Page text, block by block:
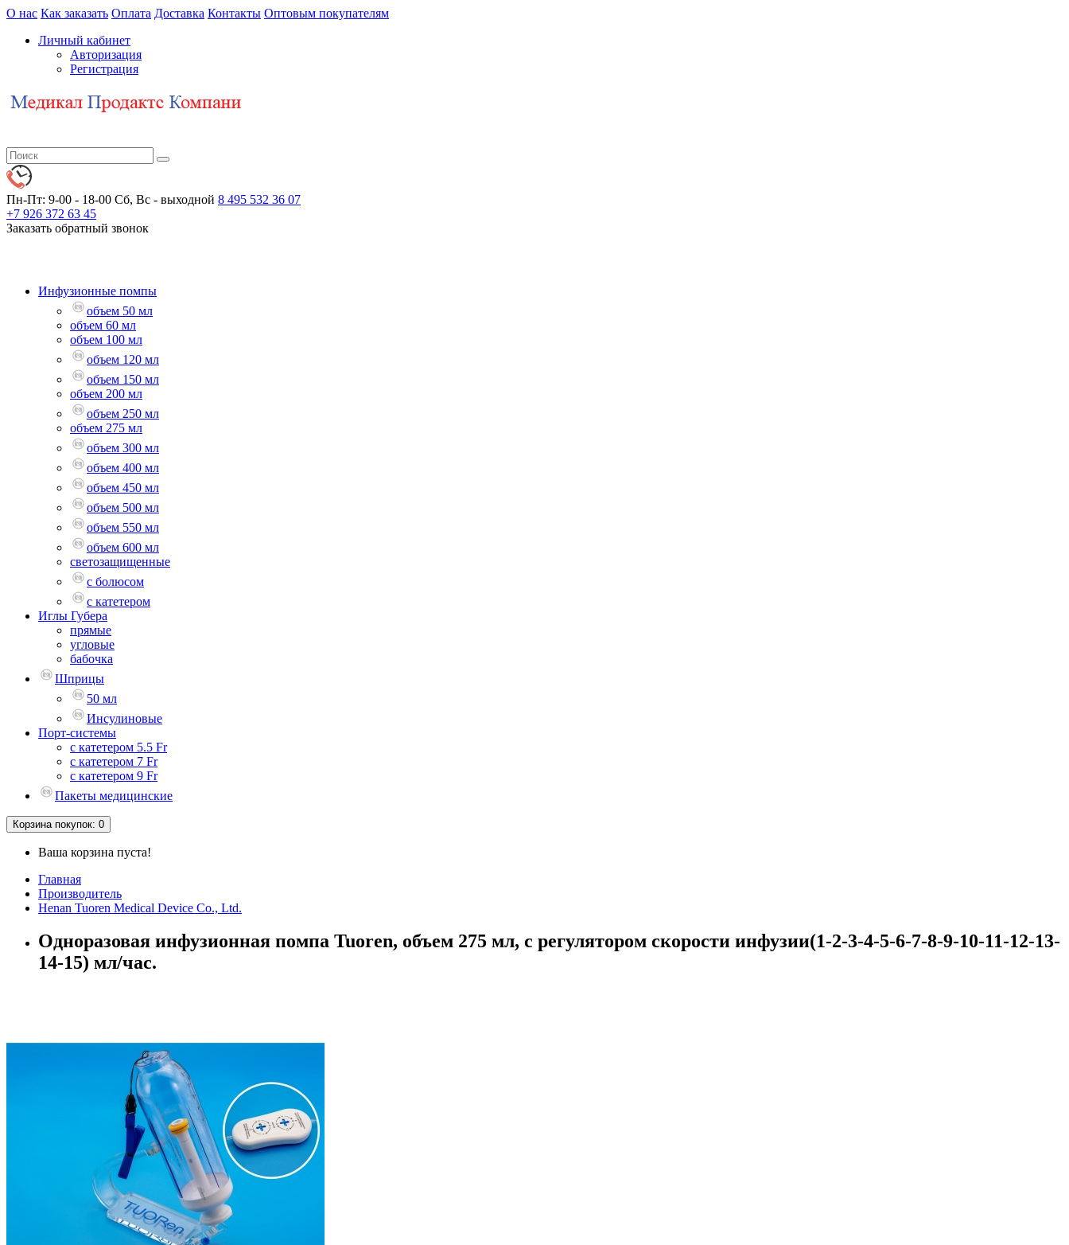
О нас Как заказать Оплата Доставка Контакты Оптовым покупателям
Личный кабинет
Авторизация
Регистрация
Пн-Пт: 9-00 - 18-00 Сб, Вс - выходной 8 495 532 36 07
+7 926 372 63 45
Заказать обратный звонок
Инфузионные помпы
объем 50 мл
объем 60 мл
объем 100 мл
объем 120 мл
объем 150 мл
объем 200 мл
объем 250 мл
объем 275 мл
объем 300 мл
объем 400 мл
объем 450 мл
объем 500 мл
объем 550 мл
объем 600 мл
светозащищенные
с болюсом
с катетером
Иглы Губера
прямые
угловые
бабочка
Шприцы
50 мл
Инсулиновые
Порт-системы
с катетером 5.5 Fr
с катетером 7 Fr
с катетером 9 Fr
Пакеты медицинские
Корзина покупок: 0
Ваша корзина пуста!
Главная
Производитель
Henan Tuoren Medical Device Co., Ltd.
Одноразовая инфузионная помпа Tuoren, объем 275 мл, с регулятором скорости инфузии(1-2-3-4-5-6-7-8-9-10-11-12-13-
14-15) мл/час.